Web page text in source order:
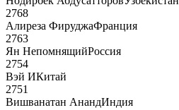
2768
Алиреза ФируджаФранция
2763
Ян НепомнящийРоссия
2754
Вэй ИКитай
2751
Вишванатан АнандИндия